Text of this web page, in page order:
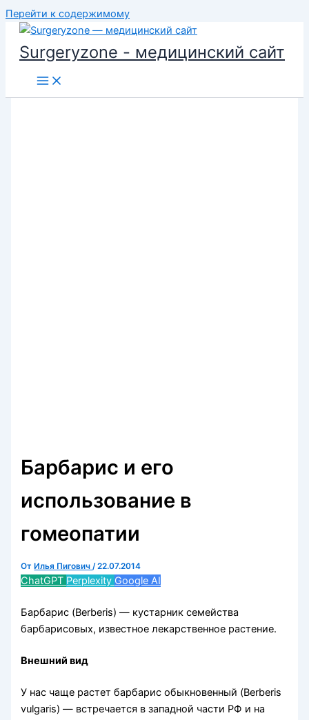
Перейти к содержимому
Surgeryzone - медицинский сайт
Барбарис и его
использование в
гомеопатии
От Илья Пигович/22.07.2014
ChatGPT Perplexity Google AI
Барбарис (Berberis) — кустарник семейства
барбарисовых, известное лекарственное растение.
Внешний вид
У нас чаще растет барбарис обыкновенный (Berberis
vulgaris) — встречается в западной части РФ и на